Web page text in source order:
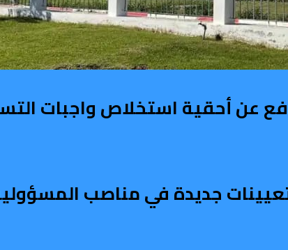
عن أحقية استخلاص واجبات
جديدة في مناصب